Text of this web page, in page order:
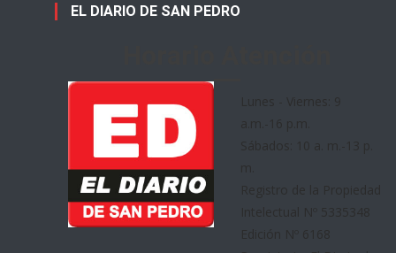
EL DIARIO DE SAN PEDRO
Lunes - Viernes: 9
a.m.-16 p.m.
Sábados: 10 a. m.-13 p.
m.
Registro de la Propiedad
Intelectual Nº 5335348
Edición Nº 6168